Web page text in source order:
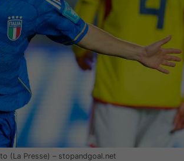
(La Presse) – stopandgoal.net